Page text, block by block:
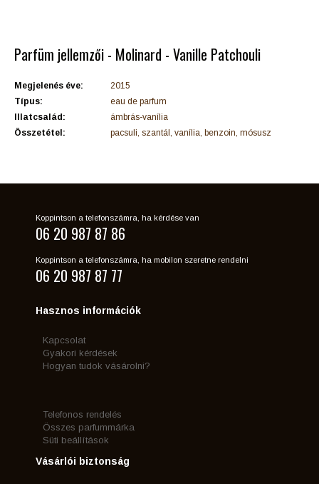
Parfüm jellemzői - Molinard - Vanille Patchouli
Megjelenés éve:
2015
Típus:
eau de parfum
Illatcsalád:
ámbrás-vanília
Összetétel:
pacsuli, szantál, vanília, benzoin, mósusz
Koppintson a telefonszámra, ha kérdése van
06 20 987 87 86
Koppintson a telefonszámra, ha mobilon szeretne rendelni
06 20 987 87 77
Hasznos információk
Kapcsolat
Gyakori kérdések
Hogyan tudok vásárolni?
Telefonos rendelés
Összes parfummárka
Süti beállítások
Vásárlói biztonság